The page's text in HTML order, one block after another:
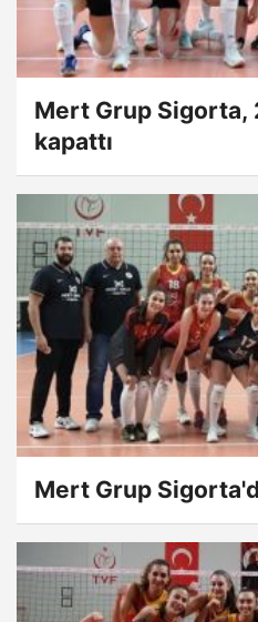
Mert Grup Sigorta,
kapattı
Mert Grup